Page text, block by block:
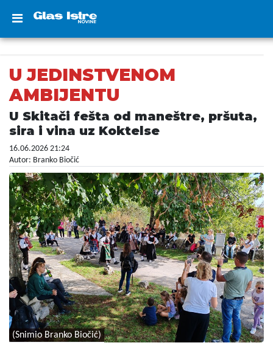
U JEDINSTVENOM
AMBIJENTU
U Skitači fešta od maneštre, pršuta,
sira i vina uz Koktelse
16.06.2026 21:24
Autor: Branko Biočić
(Snimio Branko Biočić)